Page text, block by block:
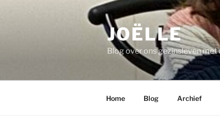
JOËLLE
Blog over ons gezinsleven
Home Blog Archief